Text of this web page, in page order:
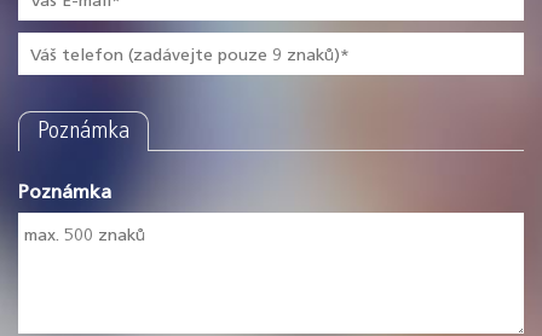
Poznámka
Poznámka